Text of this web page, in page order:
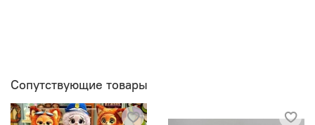
Сопутствующие товары